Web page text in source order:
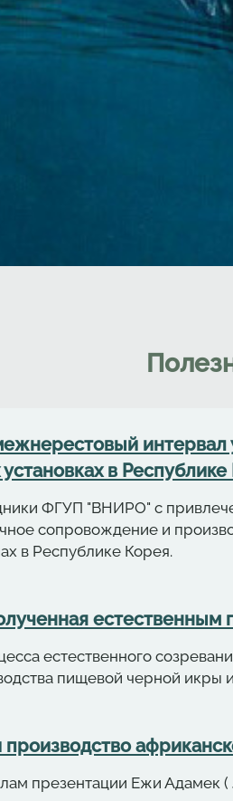
в
ФГУП "ВНИРО" с
сопровождение и
в Республике Корея.
естественным
естественного
пищевой черной
презентации Ежи Адамек